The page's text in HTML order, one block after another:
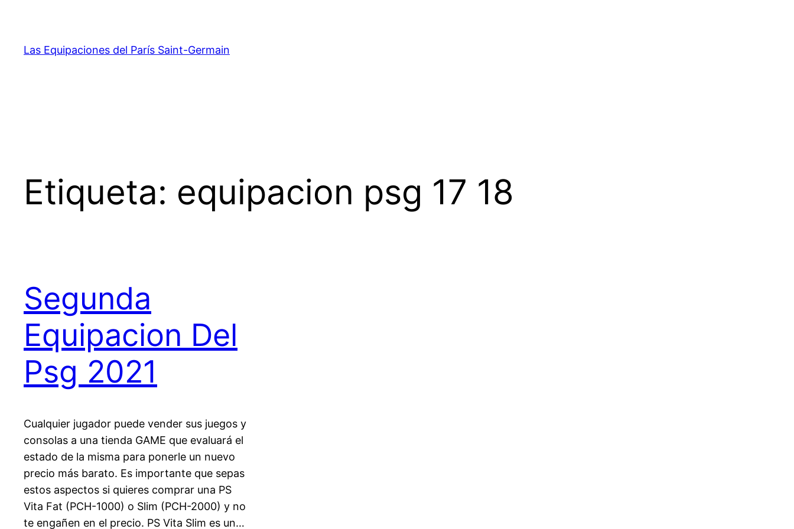
contenido
Las Equipaciones del París Saint-Germain
Etiqueta: equipacion psg 17 18
Segunda
Equipacion Del
Psg 2021
Cualquier jugador puede vender sus juegos y
consolas a una tienda GAME que evaluará el
estado de la misma para ponerle un nuevo
precio más barato. Es importante que sepas
estos aspectos si quieres comprar una PS
Vita Fat (PCH-1000) o Slim (PCH-2000) y no
te engañen en el precio. PS Vita Slim es un…